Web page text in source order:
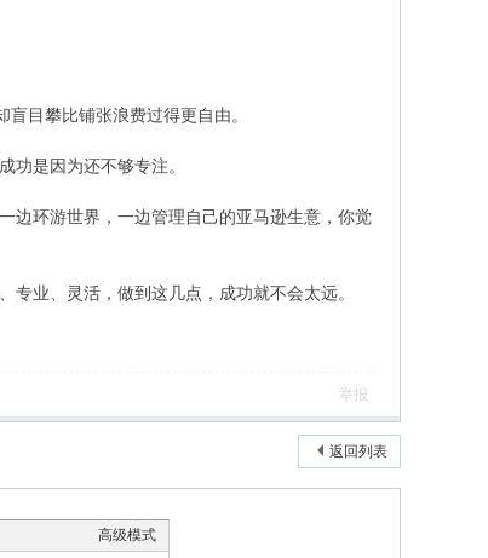
目攀比铺张浪费过得更自由。
功是因为还不够专注。
边环游世界，一边管理自己的亚马逊生意，你觉
业、灵活，做到这几点，成功就不会太远。
举报
返回列表
高级模式